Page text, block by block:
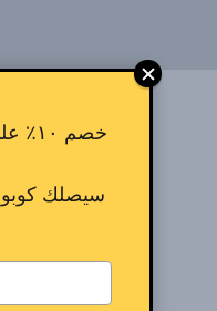
خصم
سيصلك